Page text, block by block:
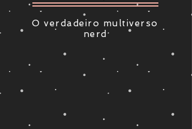
O verdadeiro multiverso
nerd